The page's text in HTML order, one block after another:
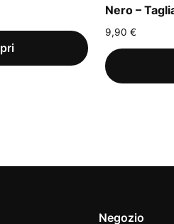
Nero –
9,90 €
Negozio